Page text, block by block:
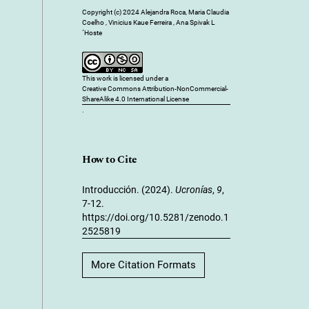
Copyright (c) 2024 Alejandra Roca, Maria Claudia
Coelho , Vinicius Kaue Ferreira , Ana Spivak L
´Hoste
This work is licensed under a
Creative Commons Attribution-NonCommercial-
ShareAlike 4.0 International License
How to Cite
Introducción. (2024). Ucronías, 9,
7-12.
https://doi.org/10.5281/zenodo.1
2525819
More Citation Formats